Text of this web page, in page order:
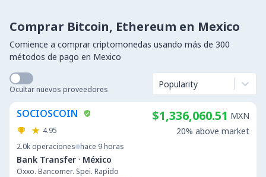
Comprar Bitcoin, Ethereum en Mexico
Comience a comprar criptomonedas usando más de 300
métodos de pago en Mexico
Ocultar nuevos proveedores Popularity
SOCIOSCOIN
4.95
2.0k operaciones hace 9 horas
Bank Transfer · México
Oxxo. Bancomer. Spei. Rapido
$1,336,060.51 MXN
20% above market